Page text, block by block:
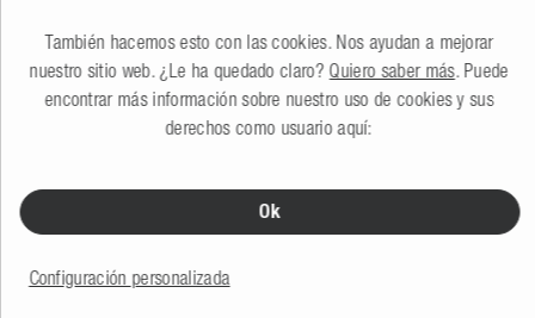
Mesle Defensa Barco Globenaranja
Más colores
También hacemos esto con las cookies. Nos ayudan a mejorar
nuestro sitio web. ¿Le ha quedado claro? Quiero saber más. Puede
encontrar más información sobre nuestro uso de cookies y sus
derechos como usuario aquí:
Ok
Configuración personalizada